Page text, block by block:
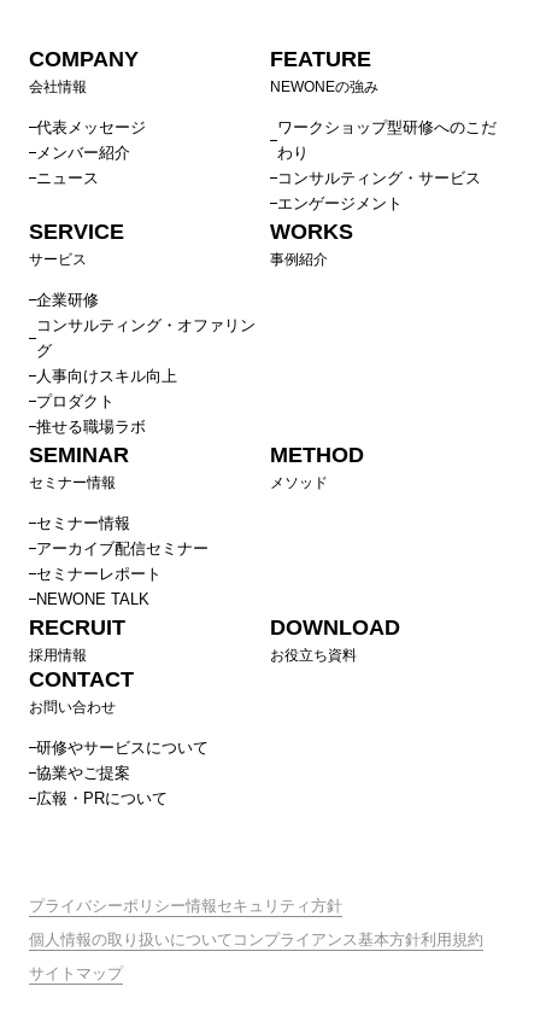
COMPANY
会社情報
代表メッセージ
メンバー紹介
ニュース
FEATURE
NEWONEの強み
ワークショップ型研修へのこだ
わり
コンサルティング・サービス
エンゲージメント
SERVICE
サービス
企業研修
コンサルティング・オファリン
グ
人事向けスキル向上
プロダクト
推せる職場ラボ
WORKS
事例紹介
SEMINAR
セミナー情報
セミナー情報
アーカイブ配信セミナー
セミナーレポート
NEWONE TALK
METHOD
メソッド
RECRUIT
採用情報
DOWNLOAD
お役立ち資料
CONTACT
お問い合わせ
研修やサービスについて
協業やご提案
広報・PRについて
プライバシーポリシー情報セキュリティ方針
個人情報の取り扱いについて コンプライアンス基本方針利用規約
サイトマップ